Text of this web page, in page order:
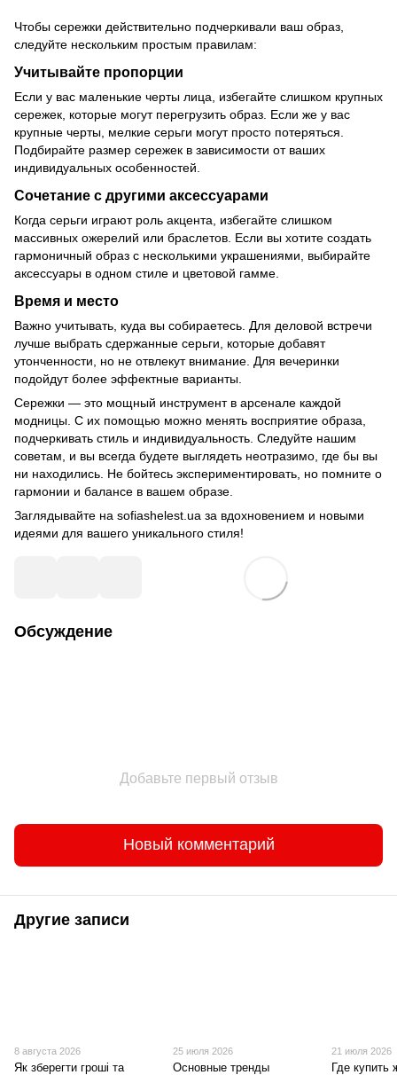
Чтобы сережки действительно подчеркивали ваш образ,
следуйте нескольким простым правилам:
Учитывайте пропорции
Если у вас маленькие черты лица, избегайте слишком крупных
сережек, которые могут перегрузить образ. Если же у вас
крупные черты, мелкие серьги могут просто потеряться.
Подбирайте размер сережек в зависимости от ваших
индивидуальных особенностей.
Сочетание с другими аксессуарами
Когда серьги играют роль акцента, избегайте слишком
массивных ожерелий или браслетов. Если вы хотите создать
гармоничный образ с несколькими украшениями, выбирайте
аксессуары в одном стиле и цветовой гамме.
Время и место
Важно учитывать, куда вы собираетесь. Для деловой встречи
лучше выбрать сдержанные серьги, которые добавят
утонченности, но не отвлекут внимание. Для вечеринки
подойдут более эффектные варианты.
Сережки — это мощный инструмент в арсенале каждой
модницы. С их помощью можно менять восприятие образа,
подчеркивать стиль и индивидуальность. Следуйте нашим
советам, и вы всегда будете выглядеть неотразимо, где бы вы
ни находились. Не бойтесь экспериментировать, но помните о
гармонии и балансе в вашем образе.
Заглядывайте на sofiashelest.ua за вдохновением и новыми
идеями для вашего уникального стиля!
Обсуждение
Добавьте первый отзыв
Новый комментарий
Другие записи
8 августа 2026
Як зберегти гроші та
25 июля 2026
Основные тренды
21 июля 2026
Где купить